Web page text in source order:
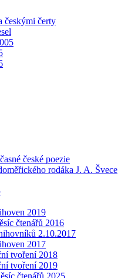
českými čerty
české poezie
rodáka J. A. Švece
2019
čtenářů 2016
2.10.2017
2017
tvoření 2018
tvoření 2019
čtenářů 2025